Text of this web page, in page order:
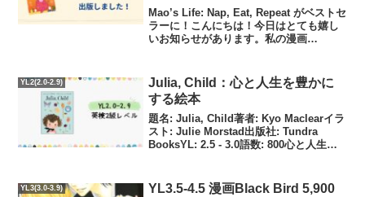
Mao’s Life: Nap, Eat, Repeat がベストセ
ラーに！こんにちは！今日はとても嬉し
いお知らせがあります。私の漫画
YL2(2.0-2.9)
Julia, Child：心と人生を豊かに
する絵本
題名: Julia, Child著者: Kyo Maclearイラ
スト: Julie Morstad出版社: Tundra
BooksYL: 2.5 - 3.0語数: 800心と人生を
YL3(3.0-3.9)
YL3.5-4.5 漫画Black Bird 5,900